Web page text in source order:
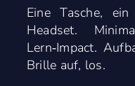
Eine Tasche,
Headset.
Lern‑Impact.
Brille auf, los.